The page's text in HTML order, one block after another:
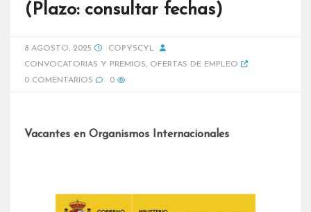
(Plazo: consultar fechas)
8 AGOSTO, 2025
COPYSCYL
CONVOCATORIAS Y PREMIOS, OFERTAS DE EMPLEO
0 COMENTARIOS
0
Vacantes en Organismos Internacionales